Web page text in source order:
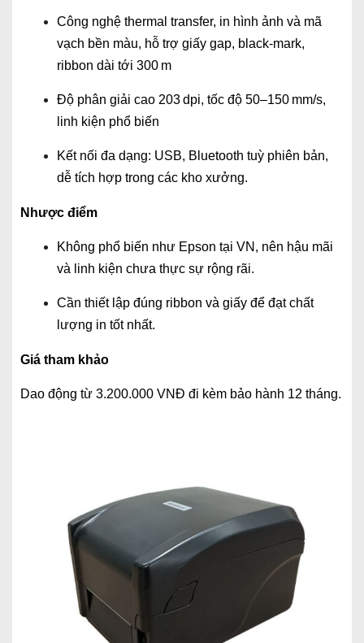
Công nghệ thermal transfer, in hình ảnh và mã
vạch bền màu, hỗ trợ giấy gap, black-mark,
ribbon dài tới 300 m
Độ phân giải cao 203 dpi, tốc độ 50–150 mm/s,
linh kiện phổ biến
Kết nối đa dạng: USB, Bluetooth tuỳ phiên bản,
dễ tích hợp trong các kho xưởng.
Nhược điểm
Không phổ biến như Epson tại VN, nên hậu mãi
và linh kiện chưa thực sự rộng rãi.
Cần thiết lập đúng ribbon và giấy để đạt chất
lượng in tốt nhất.
Giá tham khảo
Dao động từ 3.200.000 VNĐ đi kèm bảo hành 12 tháng.